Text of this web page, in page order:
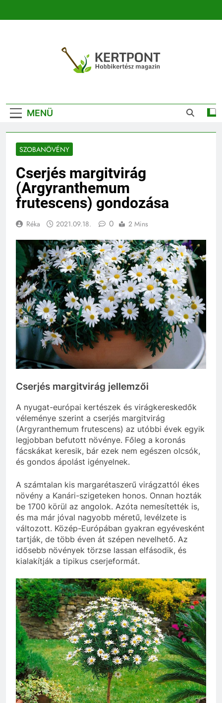
Kertészeti
Magazin |
Növénykereső És
Növényhatározó
MENÜ
SZOBANÖVÉNY
Cserjés margitvirág
(Argyranthemum
frutescens) gondozása
Réka 2021.09.18. 0 2 Mins
Cserjés margitvirág jellemzői
A nyugat-európai kertészek és virágkereskedők
véleménye szerint a cserjés margitvirág
(Argyranthemum frutescens) az utóbbi évek egyik
legjobban befutott növénye. Főleg a koronás
fácskákat keresik, bár ezek nem egészen olcsók,
és gondos ápolást igényelnek.
A számtalan kis margarétaszerű virágzattól ékes
növény a Kanári-szigeteken honos. Onnan hozták
be 1700 körül az angolok. Azóta nemesítették is,
és ma már jóval nagyobb méretű, levélzete is
változott. Közép-Európában gyakran egyévesként
tartják, de több éven át szépen nevelhető. Az
idősebb növények törzse lassan elfásodik, és
kialakítják a tipikus cserjeformát.